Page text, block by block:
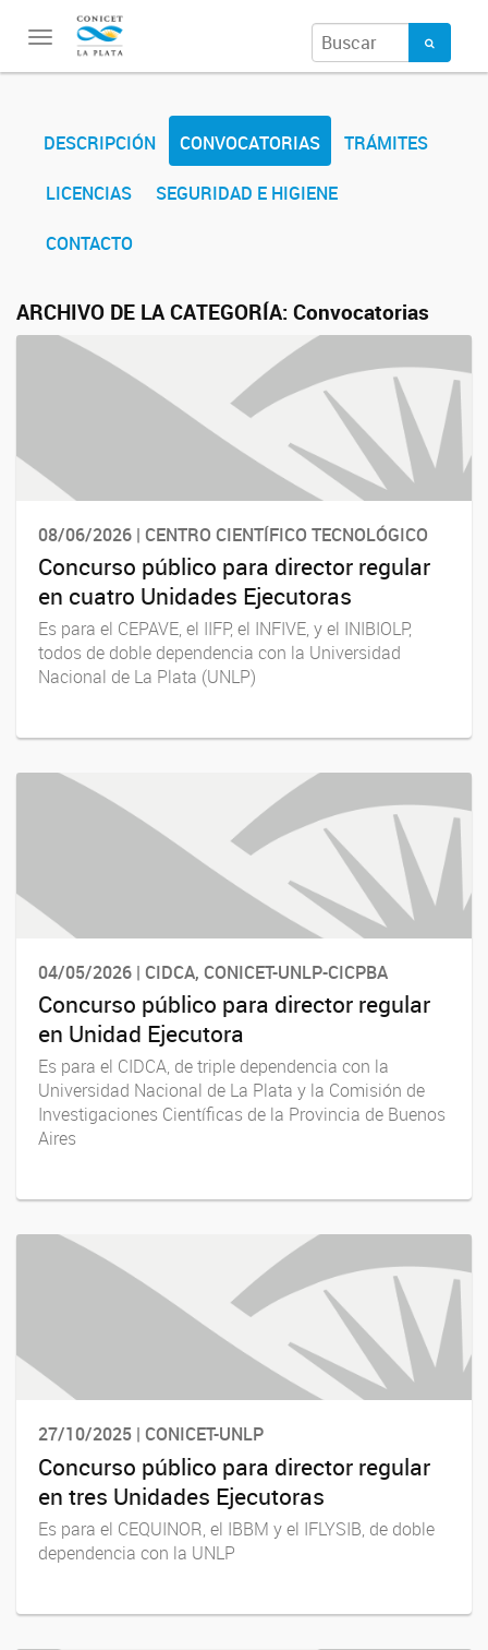
Toggle
navigation
DESCRIPCIÓN CONVOCATORIAS TRÁMITES
LICENCIAS SEGURIDAD E HIGIENE
CONTACTO
ARCHIVO DE LA CATEGORÍA: Convocatorias
08/06/2026 | CENTRO CIENTÍFICO TECNOLÓGICO
Concurso público para director regular
en cuatro Unidades Ejecutoras
Es para el CEPAVE, el IIFP, el INFIVE, y el INIBIOLP,
todos de doble dependencia con la Universidad
Nacional de La Plata (UNLP)
04/05/2026 | CIDCA, CONICET-UNLP-CICPBA
Concurso público para director regular
en Unidad Ejecutora
Es para el CIDCA, de triple dependencia con la
Universidad Nacional de La Plata y la Comisión de
Investigaciones Científicas de la Provincia de Buenos
Aires
27/10/2025 | CONICET-UNLP
Concurso público para director regular
en tres Unidades Ejecutoras
Es para el CEQUINOR, el IBBM y el IFLYSIB, de doble
dependencia con la UNLP